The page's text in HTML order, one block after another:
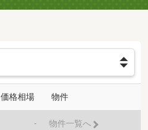
価格相場 物件
- 物件一覧へ